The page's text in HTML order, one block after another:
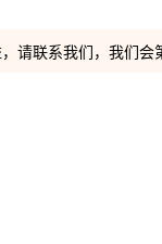
请联系我们，我们